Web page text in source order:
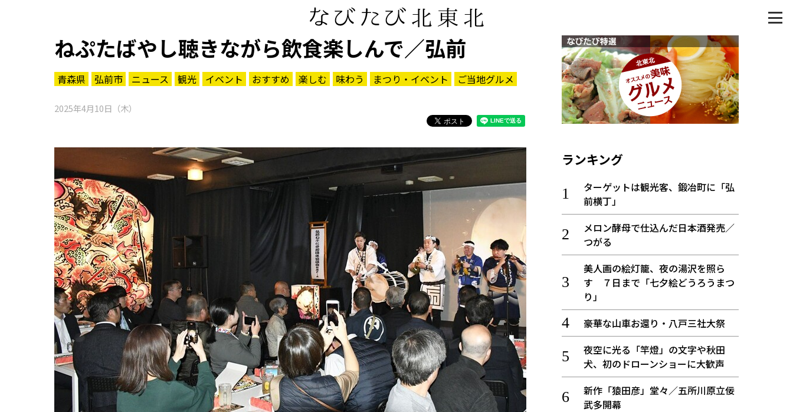
ねぷたばやし聴きながら飲食楽しんで／弘前
青森県 弘前市 ニュース 観光 イベント おすすめ 楽しむ 味わう まつり・イベント ご当地グルメ
2025年4月10日（木）
ランキング
ターゲットは観光客、鍛冶町に「弘
前横丁」
メロン酵母で仕込んだ日本酒発売／
つがる
美人画の絵灯籠、夜の湯沢を照ら
す ７日まで「七夕絵どうろうまつ
り」
豪華な山車お還り・八戸三社大祭
夜空に光る「竿燈」の文字や秋田
犬、初のドローンショーに大歓声
新作「猿田彦」堂々／五所川原立佞
武多開幕
パワースポット
まつり・イベント
おみやげ・特産
道の駅・産直
アウトドア・レジャー
ご当地グルメ